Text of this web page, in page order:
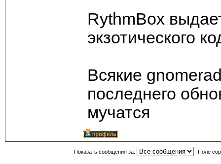
RythmBox
экзотического
Всякие
последнего
мучатся
Показать сообщения за: Поле